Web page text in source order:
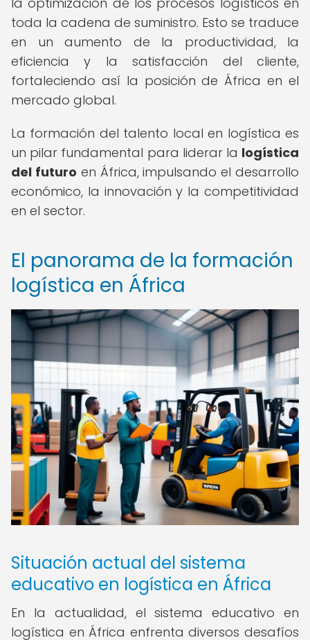
toda la cadena de suministro. Esto se traduce
en un aumento de la productividad, la
eficiencia y la satisfacción del cliente,
fortaleciendo así la posición de África en el
mercado global.
La formación del talento local en logística es
un pilar fundamental para liderar la logística
del futuro en África, impulsando el desarrollo
económico, la innovación y la competitividad
en el sector.
El panorama de la formación
logística en África
Situación actual del sistema
educativo en logística en África
En la actualidad, el sistema educativo en
logística en África enfrenta diversos desafíos